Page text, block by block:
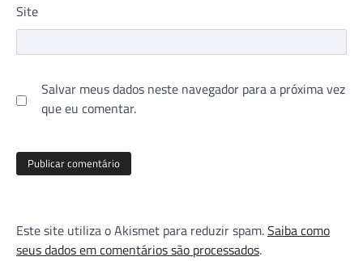
Site
Salvar meus dados neste navegador para a próxima vez
que eu comentar.
Este site utiliza o Akismet para reduzir spam.Saiba como
seus dados em comentários são processados.